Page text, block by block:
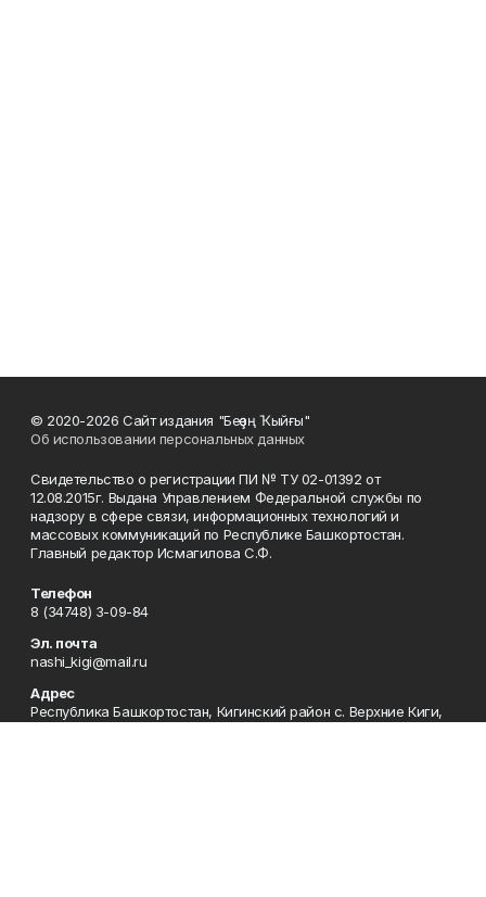
© 2020-2026 Сайт издания "Беҙҙең Ҡыйғы"
Об использовании персональных данных
Свидетельство о регистрации ПИ № ТУ 02-01392 от
12.08.2015г. Выдана Управлением Федеральной службы по
надзору в сфере связи, информационных технологий и
массовых коммуникаций по Республике Башкортостан.
Главный редактор Исмагилова С.Ф.
Телефон
8 (34748) 3-09-84
Эл. почта
nashi_kigi@mail.ru
Адрес
Республика Башкортостан, Кигинский район с. Верхние Киги,